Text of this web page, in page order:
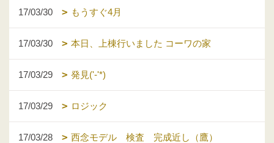
17/03/30 もうすぐ4月
17/03/30 本日、上棟行いました コーワの家
17/03/29 発見('-'*)
17/03/29 ロジック
17/03/28 西念モデル 検査 完成近し（鷹）